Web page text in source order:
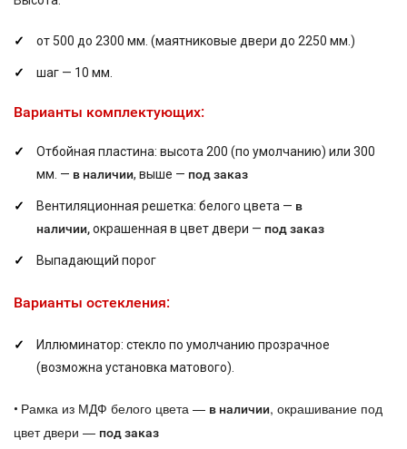
от 500 до 2300 мм. (маятниковые двери до 2250 мм.)
шаг — 10 мм.
Варианты комплектующих:
Отбойная пластина: высота 200 (по умолчанию) или 300
мм. — в наличии, выше — под заказ
Вентиляционная решетка: белого цвета — в
наличии,окрашенная в цвет двери — под заказ
Выпадающий порог
Варианты остекления:
Иллюминатор: стекло по умолчанию прозрачное
(возможна установка матового).
• Рамка из МДФ белого цвета — в наличии, окрашивание под
цвет двери — под заказ